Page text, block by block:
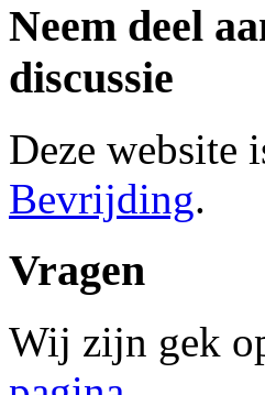
Neem deel
discussie
Deze website
Bevrijding.
Vragen
Wij zijn gek